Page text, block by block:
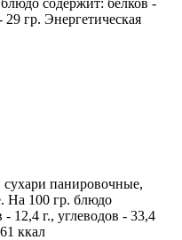
гр. Энергетическая
сухари панировочные,
На 100 гр. блюдо
12,4 г., углеводов - 33,4
ккал